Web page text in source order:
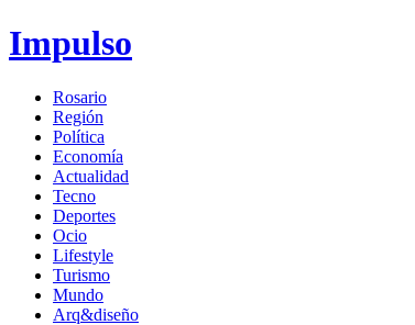
Impulso
Rosario
Región
Política
Economía
Actualidad
Tecno
Deportes
Ocio
Lifestyle
Turismo
Mundo
Arq&diseño